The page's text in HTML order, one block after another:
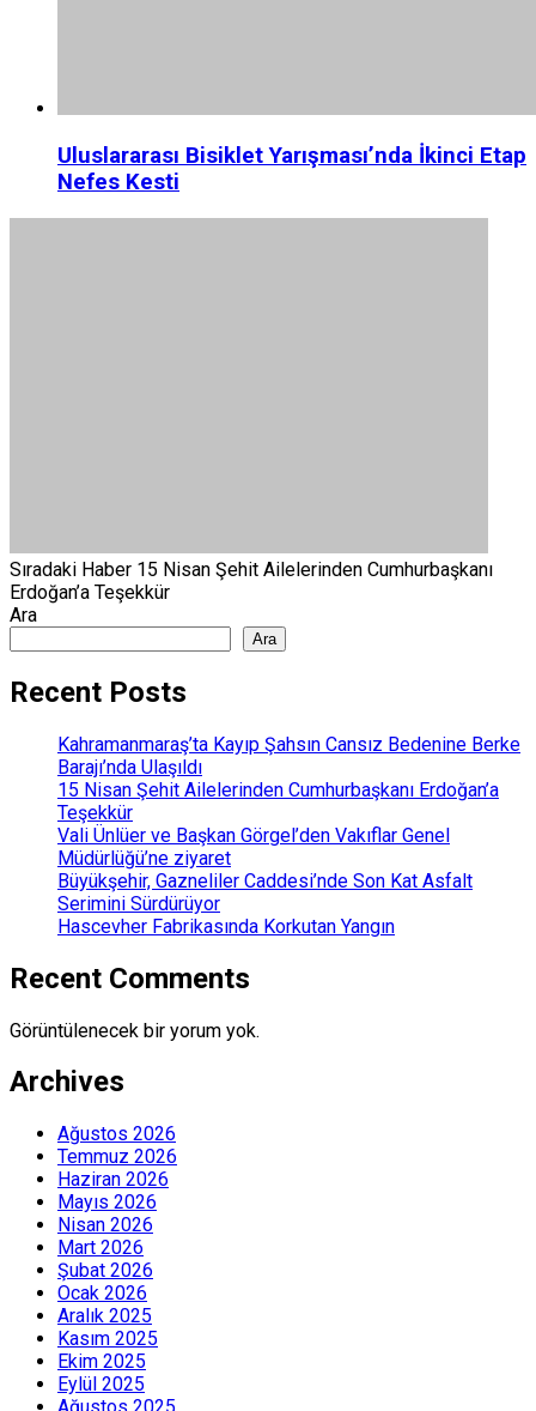
Uluslararası Bisiklet Yarışması’nda İkinci Etap
Nefes Kesti
Sıradaki Haber 15 Nisan Şehit Ailelerinden Cumhurbaşkanı
Erdoğan’a Teşekkür
Ara
Ara
Recent Posts
Kahramanmaraş’ta Kayıp Şahsın Cansız Bedenine Berke
Barajı’nda Ulaşıldı
15 Nisan Şehit Ailelerinden Cumhurbaşkanı Erdoğan’a
Teşekkür
Vali Ünlüer ve Başkan Görgel’den Vakıflar Genel
Müdürlüğü’ne ziyaret
Büyükşehir, Gazneliler Caddesi’nde Son Kat Asfalt
Serimini Sürdürüyor
Hascevher Fabrikasında Korkutan Yangın
Recent Comments
Görüntülenecek bir yorum yok.
Archives
Ağustos 2026
Temmuz 2026
Haziran 2026
Mayıs 2026
Nisan 2026
Mart 2026
Şubat 2026
Ocak 2026
Aralık 2025
Kasım 2025
Ekim 2025
Eylül 2025